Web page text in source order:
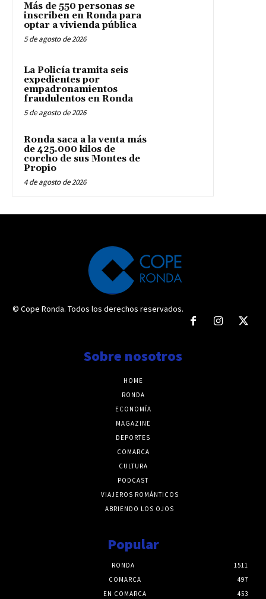
Más de 550 personas se
inscriben en Ronda para
optar a vivienda pública
5 de agosto de 2026
La Policía tramita seis
expedientes por
empadronamientos
fraudulentos en Ronda
5 de agosto de 2026
Ronda saca a la venta más
de 425.000 kilos de
corcho de sus Montes de
Propio
4 de agosto de 2026
© Cope Ronda. Todos los derechos reservados.
Sobre nosotros
HOME
RONDA
ECONOMÍA
MAGAZINE
DEPORTES
COMARCA
CULTURA
PODCAST
VIAJEROS ROMÁNTICOS
ABRIENDO LOS OJOS
Popular
RONDA
1511
COMARCA
497
EN COMARCA
453